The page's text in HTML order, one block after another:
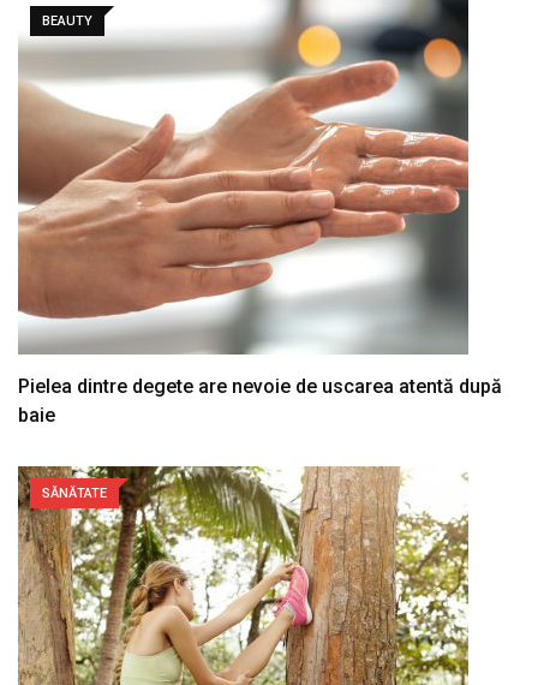
BEAUTY
Pielea dintre degete are nevoie de uscarea atentă după
baie
SĂNĂTATE